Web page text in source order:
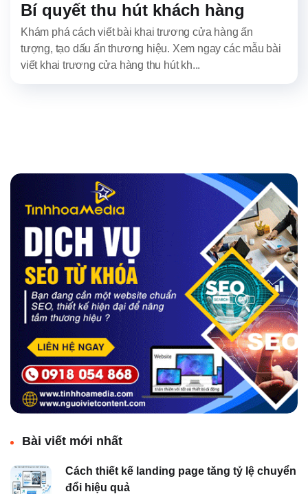
Bí quyết thu hút khách hàng
Khám phá cách viết bài khai trương cửa hàng ấn
tượng, tạo dấu ấn thương hiệu. Xem ngay các mẫu bài
viết khai trương cửa hàng thu hút kh...
Bài viết mới nhất
Cách thiết kế landing page tăng tỷ lệ chuyển
đổi hiệu quả